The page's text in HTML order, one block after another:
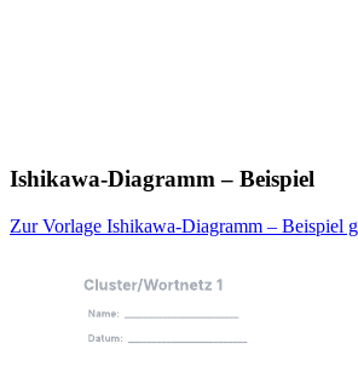
Ishikawa-Diagramm – Beispiel
Zur Vorlage Ishikawa-Diagramm – Beispiel